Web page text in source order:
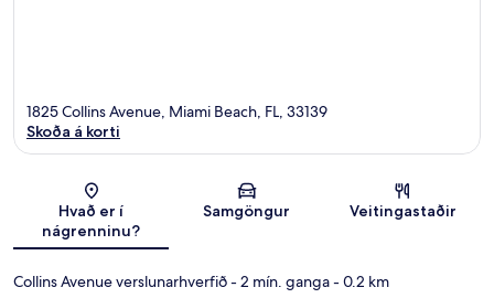
Kort
1825 Collins Avenue, Miami Beach, FL, 33139
Skoða á korti
Hvað er í
nágrenninu?
Samgöngur Veitingastaðir
Collins Avenue verslunarhverfið- 2 mín. ganga- 0.2 km